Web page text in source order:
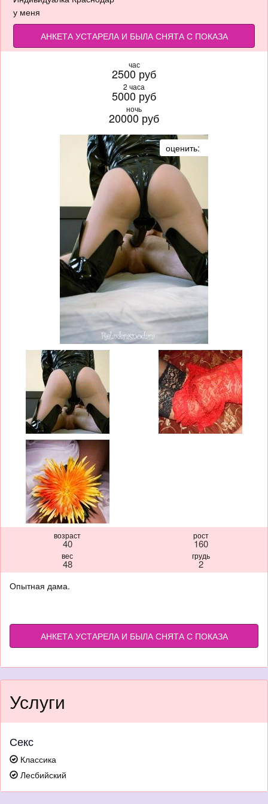
у меня
АНКЕТА УСТАРЕЛА И БЫЛА СНЯТА С ПОКАЗА
час
2500 руб
2 часа
5000 руб
ночь
20000 руб
оценить:
возраст
40
рост
160
вес
48
грудь
2
Опытная дама.
АНКЕТА УСТАРЕЛА И БЫЛА СНЯТА С ПОКАЗА
Услуги
Секс
Классика
Лесбийский